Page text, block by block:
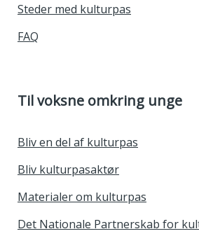
Steder med kulturpas
FAQ
Til voksne omkring unge
Bliv en del af kulturpas
Bliv kulturpasaktør
Materialer om kulturpas
Det Nationale Partnerskab for